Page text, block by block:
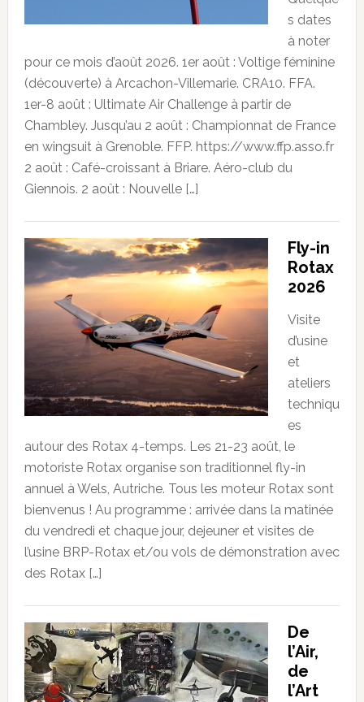
s dates
à noter
pour ce mois d’août 2026. 1er août : Voltige féminine
(découverte) à Arcachon-Villemarie. CRA10. FFA.
1er-8 août : Ultimate Air Challenge à partir de
Chambley. Jusqu’au 2 août : Championnat de France
en wingsuit à Grenoble. FFP. https://www.ffp.asso.fr
2 août : Café-croissant à Briare. Aéro-club du
Giennois. 2 août : Nouvelle […]
Fly-in
Rotax
2026
Visite
d’usine
et
ateliers
techniqu
es
autour des Rotax 4-temps. Les 21-23 août, le
motoriste Rotax organise son traditionnel fly-in
annuel à Wels, Autriche. Tous les moteur Rotax sont
bienvenus ! Au programme : arrivée dans la matinée
du vendredi et chaque jour, dejeuner et visites de
l’usine BRP-Rotax et/ou vols de démonstration avec
des Rotax […]
De
l’Air,
de
l’Art